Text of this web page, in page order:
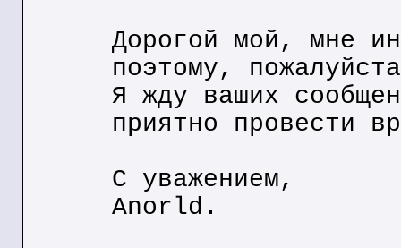
Дорогой мой, мне
поэтому,
Я жду ваших
приятно провести
С уважением,
Anorld.